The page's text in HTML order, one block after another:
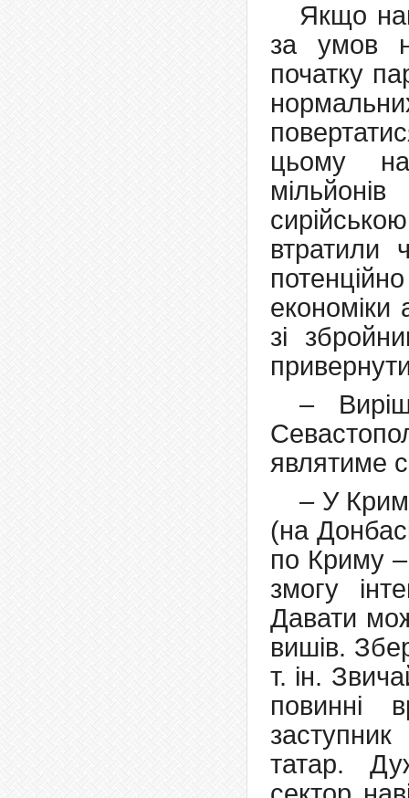
Якщо
за умов
початку
цьому
втратили
економіки
зі
–
являтиме
– У
(на
по Криму
змогу
Давати
вишів.
т. ін.
повинні
татар.